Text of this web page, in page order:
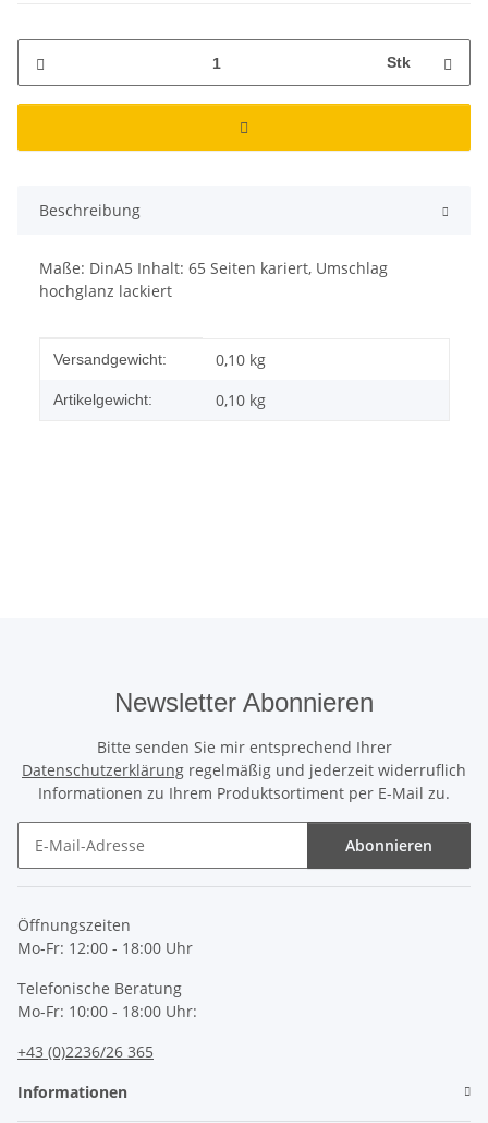
Stk
Beschreibung
Maße: DinA5 Inhalt: 65 Seiten kariert, Umschlag
hochglanz lackiert
Produkteigenschaft
Wert
Versandgewicht: 0,10 kg
Artikelgewicht: 0,10 kg
Newsletter Abonnieren
Bitte senden Sie mir entsprechend Ihrer
Datenschutzerklärung regelmäßig und jederzeit widerruflich
Informationen zu Ihrem Produktsortiment per E-Mail zu.
Abonnieren
Öffnungszeiten
Mo-Fr: 12:00 - 18:00 Uhr
Telefonische Beratung
Mo-Fr: 10:00 - 18:00 Uhr:
+43 (0)2236/26 365
Informationen